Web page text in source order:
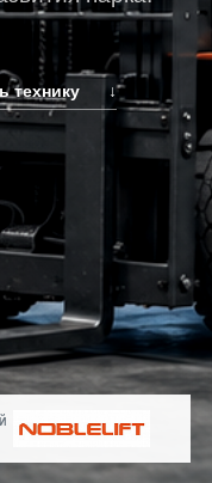
технику ↓